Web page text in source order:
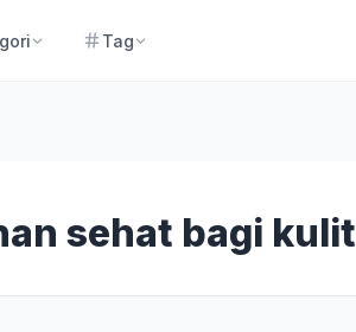
Tag
sehat bagi kulit